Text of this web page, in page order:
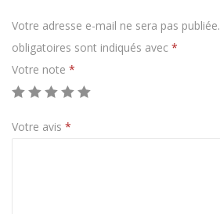
Votre adresse e-mail ne sera pas publiée.
obligatoires sont indiqués avec *
Votre note *
Votre avis *